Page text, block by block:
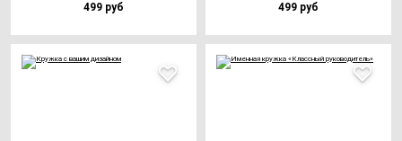
499 руб 499 руб